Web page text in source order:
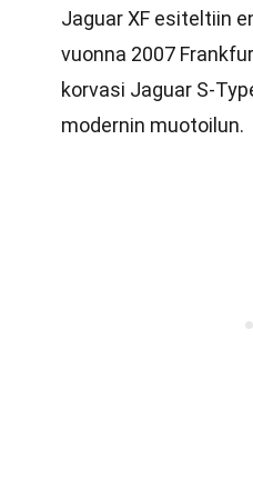
Jaguar XF esiteltiin
vuonna 2007
korvasi Jaguar S-
modernin muotoilun.